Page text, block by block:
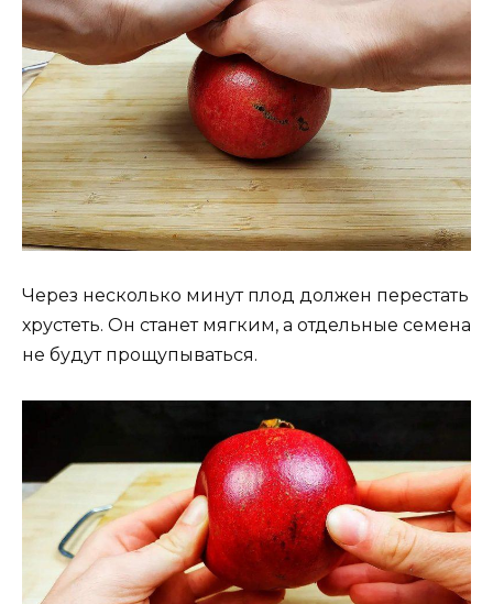
Через несколько минут плод должен перестать
хрустеть. Он станет мягким, а отдельные семена
не будут прощупываться.